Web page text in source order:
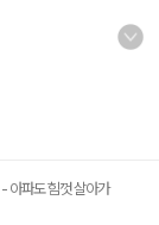
- 아파도 힘껏 살아가